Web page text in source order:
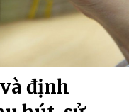
định